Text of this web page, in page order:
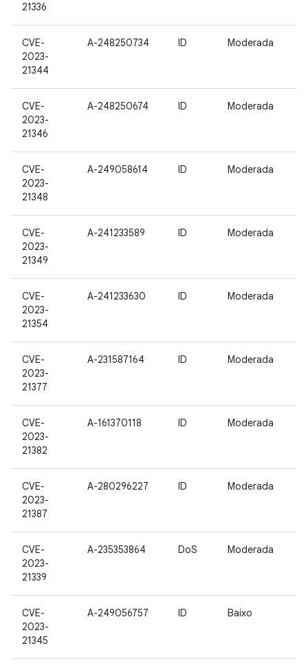
21336
CVE-
2023-
21344
A-248250734 ID Moderada
CVE-
2023-
21346
A-248250674 ID Moderada
CVE-
2023-
21348
A-249058614 ID Moderada
CVE-
2023-
21349
A-241233589 ID Moderada
CVE-
2023-
21354
A-241233630 ID Moderada
CVE-
2023-
21377
A-231587164 ID Moderada
CVE-
2023-
21382
A-161370118 ID Moderada
CVE-
2023-
21387
A-280296227 ID Moderada
CVE-
2023-
21339
A-235353864 DoS Moderada
CVE-
2023-
21345
A-249056757 ID Baixo